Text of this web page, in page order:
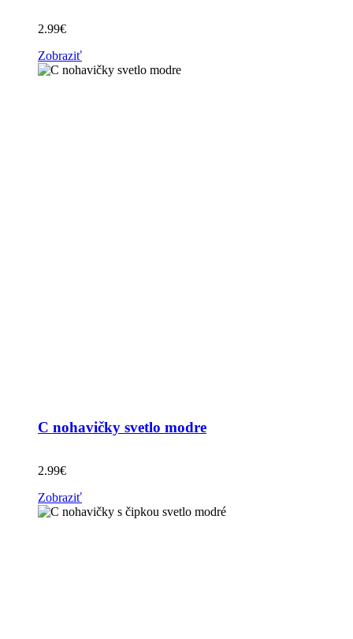
2.99€
Zobraziť
C nohavičky svetlo modre
2.99€
Zobraziť